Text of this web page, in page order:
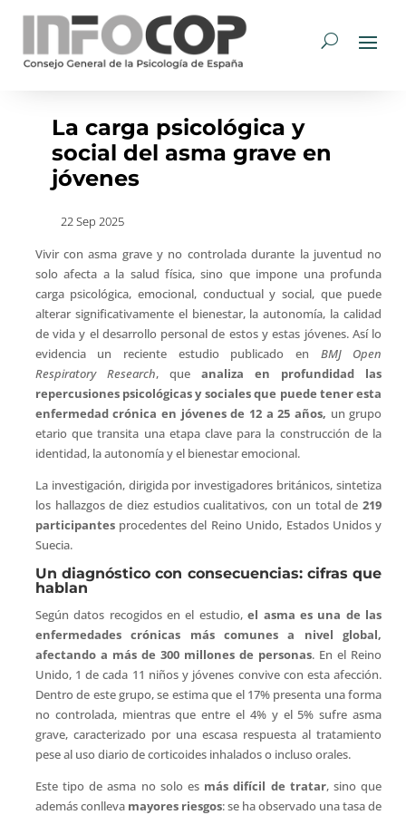
La carga psicológica y
social del asma grave en
jóvenes
22 Sep 2025
Vivir con asma grave y no controlada durante la juventud no
solo afecta a la salud física, sino que impone una profunda
carga psicológica, emocional, conductual y social, que puede
alterar significativamente el bienestar, la autonomía, la calidad
de vida y el desarrollo personal de estos y estas jóvenes. Así lo
evidencia un reciente estudio publicado en BMJ Open
Respiratory Research, queanaliza en profundidad las
repercusiones psicológicas y sociales que puede tener esta
enfermedad crónica en jóvenes de 12 a 25 años, un grupo
etario que transita una etapa clave para la construcción de la
identidad, la autonomía y el bienestar emocional.
La investigación, dirigida por investigadores británicos, sintetiza
los hallazgos de diez estudios cualitativos, con un total de219
participantes procedentes del Reino Unido, Estados Unidos y
Suecia.
Un diagnóstico con consecuencias: cifras que
hablan
Según datos recogidos en el estudio,el asma es una de las
enfermedades crónicas más comunes a nivel global,
afectando a más de 300 millones de personas. En el Reino
Unido, 1 de cada 11 niños y jóvenes convive con esta afección.
Dentro de este grupo, se estima que el 17% presenta una forma
no controlada, mientras que entre el 4% y el 5% sufre asma
grave, caracterizado por una escasa respuesta al tratamiento
pese al uso diario de corticoides inhalados o incluso orales.
Este tipo de asma no solo es más difícil de tratar, sino que
además conlleva mayores riesgos: se ha observado una tasa de